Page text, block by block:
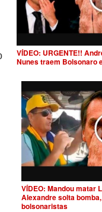
VÍDEO: URGENTE!!
Nunes traem Bolsonaro
VÍDEO: Mandou matar
Alexandre solta
bolsonaristas